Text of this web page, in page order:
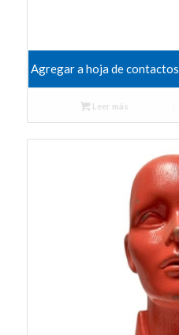
Agregar a hoja de contactos
Leer más